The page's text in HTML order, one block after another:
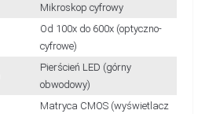
Mikroskop cyfrowy
Od 100x do 600x (optyczno-
cyfrowe)
Pierścień LED (górny
obwodowy)
Matryca CMOS (wyświetlacz